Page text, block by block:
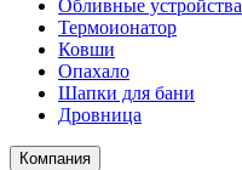
Обливные устройства
Термоионатор
Ковши
Опахало
Шапки для бани
Дровница
Компания